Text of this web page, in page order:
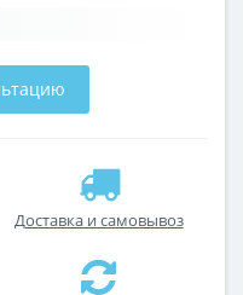
Доставка и самовывоз